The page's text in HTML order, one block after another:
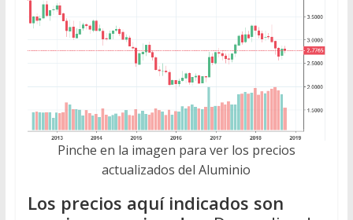
Pinche en la imagen para ver los precios
actualizados del Aluminio
Los precios aquí indicados son